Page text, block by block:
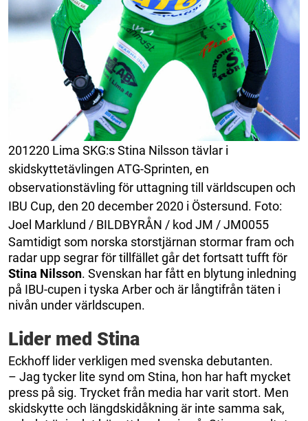
201220 Lima SKG:s Stina Nilsson tävlar i
skidskyttetävlingen ATG-Sprinten, en
observationstävling för uttagning till världscupen och
IBU Cup, den 20 december 2020 i Östersund. Foto:
Joel Marklund / BILDBYRÅN / kod JM / JM0055
Samtidigt som norska storstjärnan stormar fram och
radar upp segrar för tillfället går det fortsatt tufft för
Stina Nilsson. Svenskan har fått en blytung inledning
på IBU-cupen i tyska Arber och är långtifrån täten i
nivån under världscupen.
Lider med Stina
Eckhoff lider verkligen med svenska debutanten.
– Jag tycker lite synd om Stina, hon har haft mycket
press på sig. Trycket från media har varit stort. Men
skidskytte och längdskidåkning är inte samma sak,